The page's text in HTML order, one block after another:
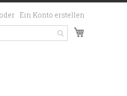
Ein Konto erstellen